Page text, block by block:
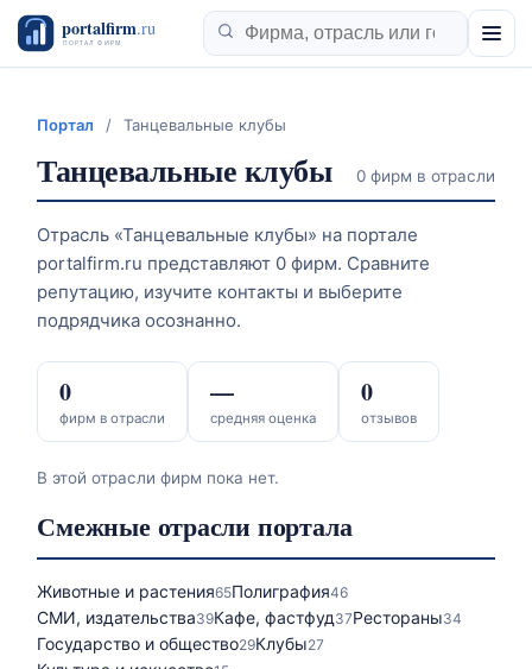
Портал / Танцевальные клубы
Танцевальные клубы 0 фирм в отрасли
Отрасль «Танцевальные клубы» на портале
portalfirm.ru представляют 0 фирм. Сравните
репутацию, изучите контакты и выберите
подрядчика осознанно.
фирм в отрасли
0
средняя оценка
—
отзывов
0
В этой отрасли фирм пока нет.
Смежные отрасли портала
Животные и растения65Полиграфия46
СМИ, издательства39Кафе, фастфуд37Рестораны34
Государство и общество29Клубы27